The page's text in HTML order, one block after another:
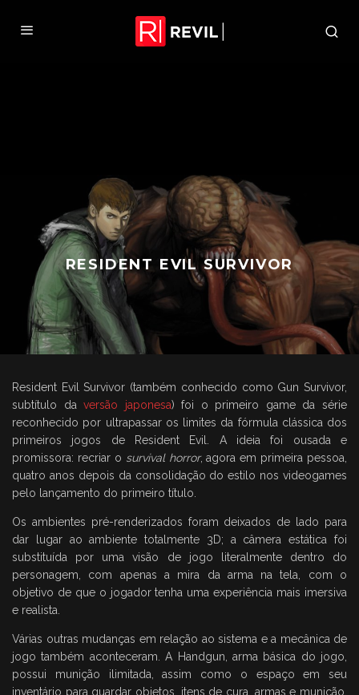
RESIDENT EVIL SURVIVOR
Resident Evil Survivor (também conhecido como Gun Survivor,
subtítulo daversão japonesa) foi o primeiro game da série
reconhecido por ultrapassar os limites da fórmula clássica dos
primeiros jogos de Resident Evil. A ideia foi ousada e
promissora: recriar o survival horror, agora em primeira pessoa,
quatro anos depois da consolidação do estilo nos videogames
pelo lançamento do primeiro título.
Os ambientes pré-renderizados foram deixados de lado para
dar lugar ao ambiente totalmente 3D; a câmera estática foi
substituída por uma visão de jogo literalmente dentro do
personagem, com apenas a mira da arma na tela, com o
objetivo de que o jogador tenha uma experiência mais imersiva
e realista.
Várias outras mudanças em relação ao sistema e a mecânica de
jogo também aconteceram. A Handgun, arma básica do jogo,
possui munição ilimitada, assim como o espaço em seu
inventário para guardar objetos, itens de cura, armas e munição,